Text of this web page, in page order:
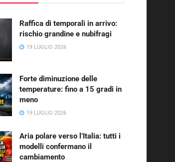
Raffica di temporali in arrivo:
rischio grandine e nubifragi
19 LUGLIO 2026
Forte diminuzione delle
temperature: fino a 15 gradi in
meno
19 LUGLIO 2026
Aria polare verso l’Italia: tutti i
modelli confermano il
cambiamento